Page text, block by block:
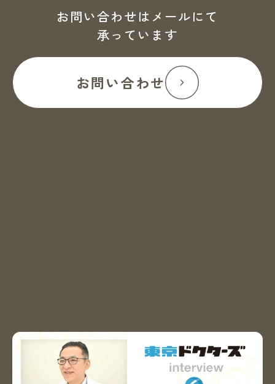
お問い合わせはメールにて
承っています
お問い合わせ